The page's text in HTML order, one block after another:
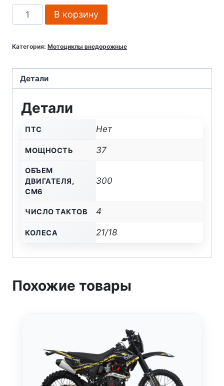
Количество
товара
кроссовый
AVANTIS
250
DOHC
EXCLUSIVE
ARS
В корзину
Категория: Мотоциклы внедорожные
Детали
Детали
ПТС Нет
МОЩНОСТЬ 37
ОБЪЕМ
ДВИГАТЕЛЯ,
СМ6
300
ЧИСЛО ТАКТОВ 4
КОЛЕСА 21/18
Похожие товары